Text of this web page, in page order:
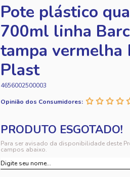
Pote plástico
700ml linha
tampa vermelha
Plast
4656002500003
Opinião dos Consumidores:
Para ser avisado da disponibilidade deste
campos abaixo.